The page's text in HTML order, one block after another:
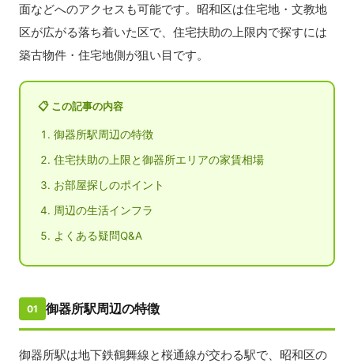
面などへのアクセスも可能です。昭和区は住宅地・文教地
区が広がる落ち着いた区で、住宅扶助の上限内で探すには
築古物件・住宅地側が狙い目です。
📋 この記事の内容
御器所駅周辺の特徴
住宅扶助の上限と御器所エリアの家賃相場
お部屋探しのポイント
周辺の生活インフラ
よくある疑問Q&A
01 御器所駅周辺の特徴
御器所駅は地下鉄鶴舞線と桜通線が交わる駅で、昭和区の